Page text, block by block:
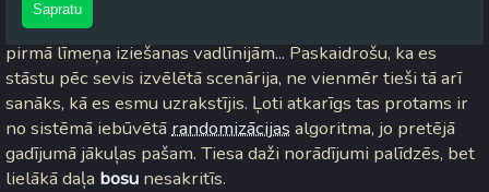
Sapratu
Kā jau solīju
pirmā līmeņa iziešanas vadlīnijām... Paskaidrošu, ka es
stāstu pēc sevis izvēlētā scenārija, ne vienmēr tieši tā arī
sanāks, kā es esmu uzrakstījis. Ļoti atkarīgs tas protams ir
no sistēmā iebūvētārandomizācijas algoritma, jo pretējā
gadījumā jākuļas pašam. Tiesa daži norādījumi palīdzēs, bet
lielākā daļa bosu nesakritīs.